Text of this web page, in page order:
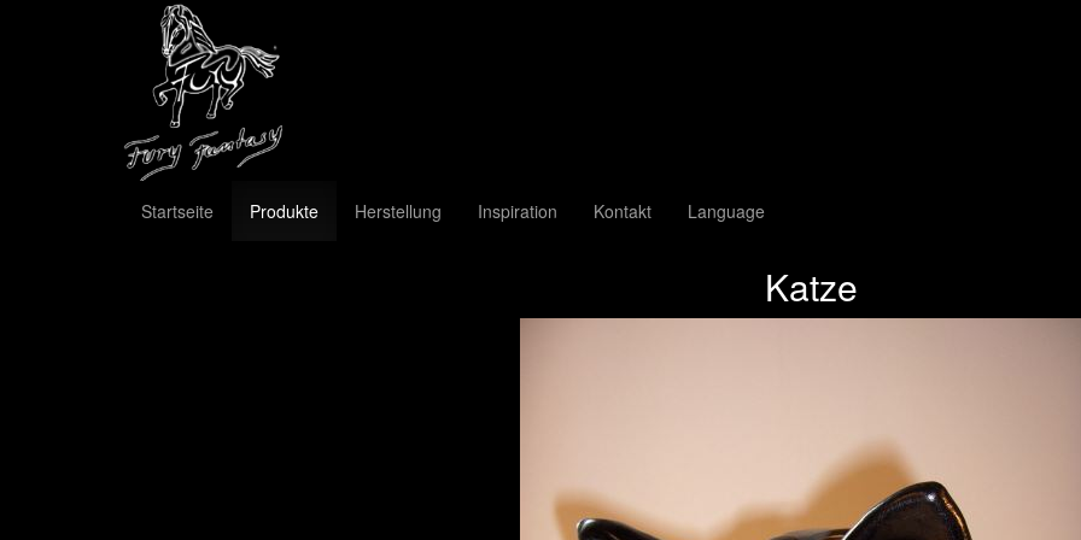
Startseite Produkte Herstellung Inspiration Kontakt Language
Katze